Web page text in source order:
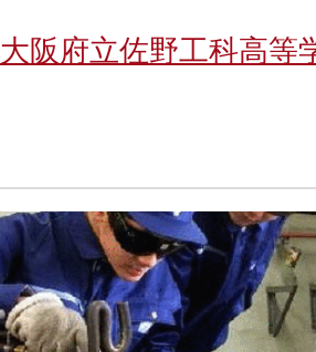
大阪府立佐野工科高等